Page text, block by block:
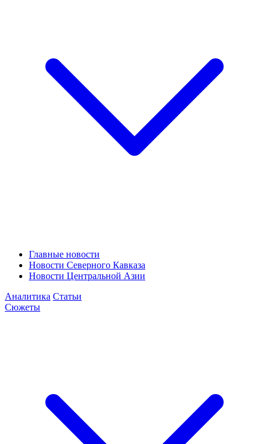
Главные новости
Новости Северного Кавказа
Новости Центральной Азии
Аналитика Статьи
Сюжеты